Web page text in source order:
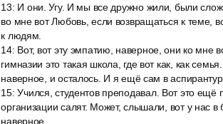
13: И они. Угу. И мы все дружно жили, были
во мне вот Любовь, если возвращаться к теме,
к людям.
14: Вот, вот эту эмпатию, наверное, они ко мне
гимназии это такая школа, где вот как, как
наверное, и осталось. И я ещё сам в
15:Учился, студентов преподавал. Вот это
организации салят. Может, слышали, вот у нас в
наверное,